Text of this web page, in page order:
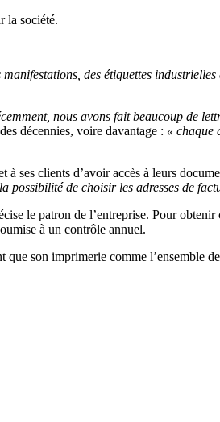
la société.
des étiquettes
nous avons fait beaucoup de
décennies, voire davantage : « chaque
ses clients d’avoir accès à leurs
possibilité de choisir les adresses de
le patron de l’entreprise. Pour
à un contrôle annuel.
que son imprimerie comme l’ensemble